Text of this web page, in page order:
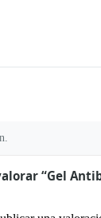
“Gel